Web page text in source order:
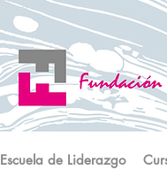
Escuela de Liderazgo